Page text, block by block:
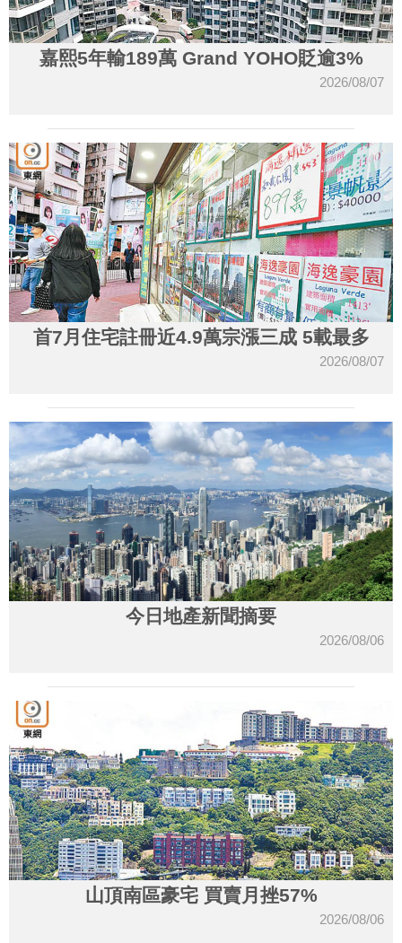
嘉熙5年輸189萬 Grand YOHO貶逾3%
2026/08/07
首7月住宅註冊近4.9萬宗漲三成 5載最多
2026/08/07
今日地產新聞摘要
2026/08/06
山頂南區豪宅 買賣月挫57%
2026/08/06